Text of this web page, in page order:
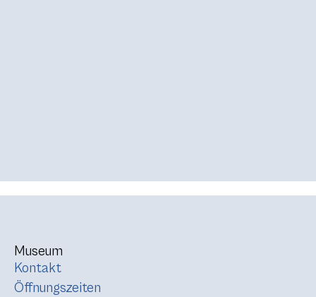
Museum
Kontakt
Öffnungszeiten